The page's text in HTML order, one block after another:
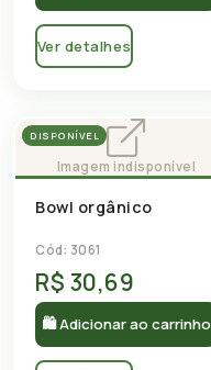
Ver detalhes
DISPONÍVEL
Bowl orgânico
Cód: 3061
R$ 30,69
🛍 Adicionar ao carrinho